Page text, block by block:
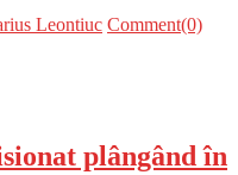
Leontiuc Comment(0)
plângând în